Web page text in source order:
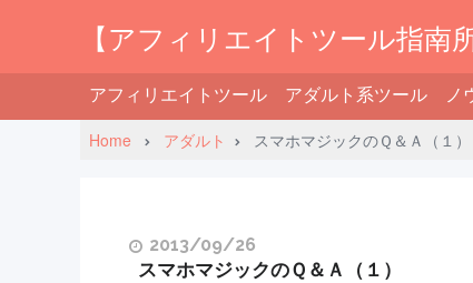
【アフィリエイトツール指南
アフィリエイトツール アダルト系ツール ノ
Home アダルト スマホマジックのＱ＆Ａ（１）
2013/09/26
スマホマジックのＱ＆Ａ（１）